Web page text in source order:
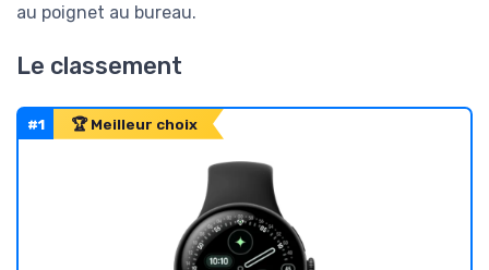
au poignet au bureau.
Le classement
#1 🏆 Meilleur choix